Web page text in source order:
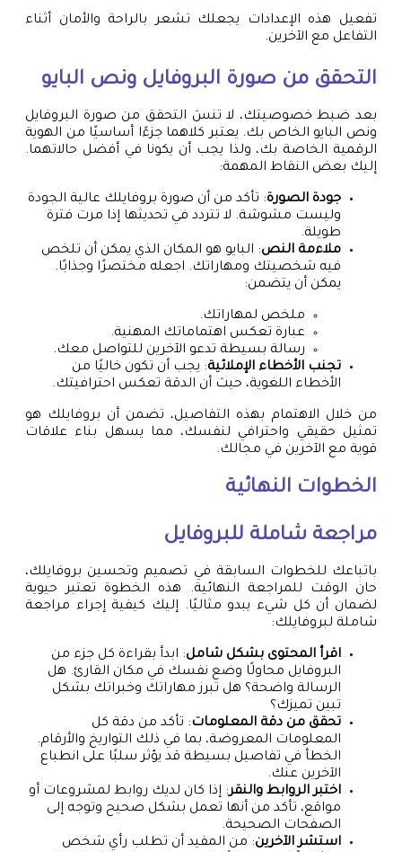
تفعيل هذه الإعدادات يجعلك تشعر بالراحة والأمان أثناء
التفاعل مع الآخرين.
التحقق من صورة البروفايل ونص البايو
بعد ضبط خصوصيتك، لا تنسَ التحقق من صورة البروفايل
ونص البايو الخاص بك. يعتبر كلاهما جزءًا أساسيًا من الهوية
الرقمية الخاصة بك، ولذا يجب أن يكونا في أفضل حالاتهما.
إليك بعض النقاط المهمة:
جودة الصورة: تأكد من أن صورة بروفايلك عالية الجودة
وليست مشوشة. لا تتردد في تحديثها إذا مرت فترة
طويلة.
ملاءمة النص: البايو هو المكان الذي يمكن أن تلخص
فيه شخصيتك ومهاراتك. اجعله مختصرًا وجذابًا.
يمكن أن يتضمن:
ملخص لمهاراتك.
عبارة تعكس اهتماماتك المهنية.
رسالة بسيطة تدعو الآخرين للتواصل معك.
تجنب الأخطاء الإملائية: يجب أن تكون خاليًا من
الأخطاء اللغوية، حيث أن الدقة تعكس احترافيتك.
من خلال الاهتمام بهذه التفاصيل، تضمن أن بروفايلك هو
تمثيل حقيقي واحترافي لنفسك، مما يسهل بناء علاقات
قوية مع الآخرين في مجالك.
الخطوات النهائية
مراجعة شاملة للبروفايل
باتباعك للخطوات السابقة في تصميم وتحسين بروفايلك،
حان الوقت للمراجعة النهائية. هذه الخطوة تعتبر حيوية
لضمان أن كل شيء يبدو مثاليًا. إليك كيفية إجراء مراجعة
شاملة لبروفايلك:
اقرأ المحتوى بشكل شامل: ابدأ بقراءة كل جزء من
البروفايل محاولًا وضع نفسك في مكان القارئ. هل
الرسالة واضحة؟ هل تبرز مهاراتك وخبراتك بشكل
تبين تميزك؟
تحقق من دقة المعلومات: تأكد من دقة كل
المعلومات المعروضة، بما في ذلك التواريخ والأرقام.
الخطأ في تفاصيل بسيطة قد يؤثر سلبًا على انطباع
الآخرين عنك.
اختبر الروابط والنقر: إذا كان لديك روابط لمشروعات أو
مواقع، تأكد من أنها تعمل بشكل صحيح وتوجه إلى
الصفحات الصحيحة.
استشر الآخرين: من المفيد أن تطلب رأي شخص